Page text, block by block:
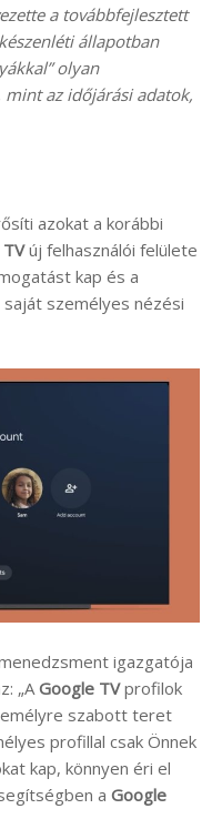
a továbbfejlesztett
állapotban
olyan
az időjárási adatok,
azokat a korábbi
új felhasználói felülete
kap és a
személyes nézési
igazgatója
„AGoogle TVprofilok
szabott teret
profillal csak Önnek
kap, könnyen éri el
a Google